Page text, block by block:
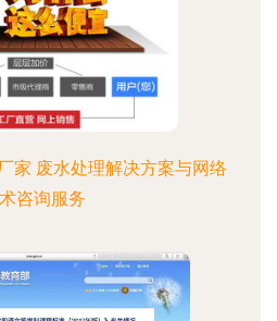
家 废水处理解决方案与网络
咨询服务